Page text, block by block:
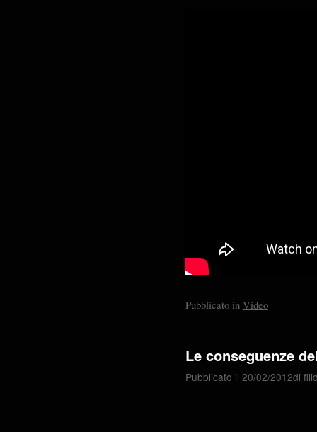
Pubblicato in Video
Le conseguenze
Pubblicato il 20/02/2012di